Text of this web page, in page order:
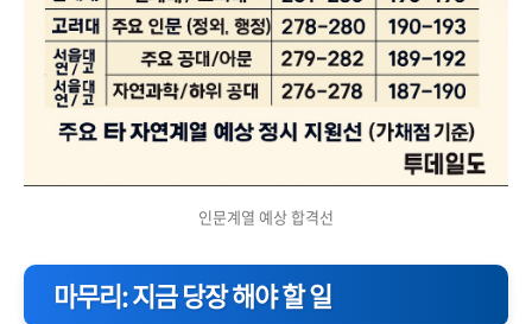
인문계열 예상 합격선
마무리: 지금 당장 해야 할 일